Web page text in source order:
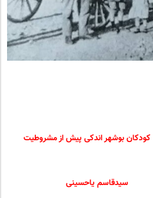
کودکان بوشهر اندکی پیش از مشروطیت
سیدقاسم یاحسینی